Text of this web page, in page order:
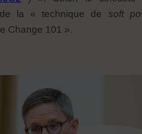
la « technique de soft
Change 101 ».